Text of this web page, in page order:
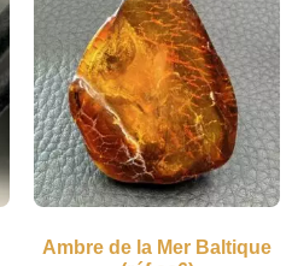
Ambre de la Mer Baltique